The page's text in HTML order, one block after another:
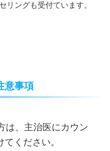
リングも受付ています。
意事項
は、主治医にカウン
ください。